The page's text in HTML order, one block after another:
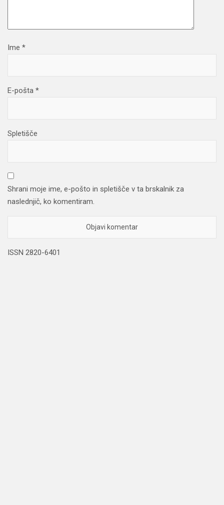
Ime *
E-pošta *
Spletišče
Shrani moje ime, e-pošto in spletišče v ta brskalnik za
naslednjič, ko komentiram.
ISSN 2820-6401